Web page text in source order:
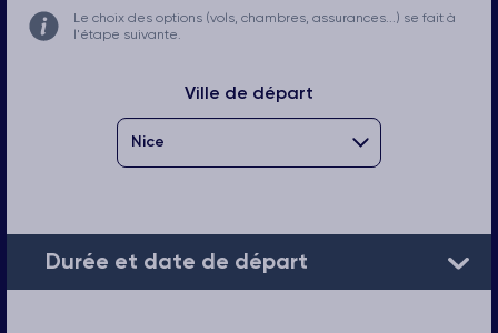
Le choix des options (vols, chambres, assurances...) se fait à
l'étape suivante.
Ville de départ
Durée et date de départ